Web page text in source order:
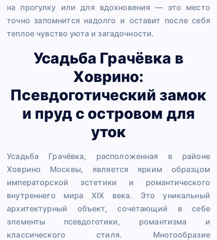
на прогулку или для вдохновения — это место
точно запомнится надолго и оставит после себя
теплое чувство уюта и загадочности.
Усадьба Грачёвка в
Ховрино:
Псевдоготический замок
и пруд с островом для
уток
Усадьба Грачёвка, расположенная в районе
Ховрино Москвы, является ярким образцом
императорской эстетики и романтического
внутреннего мира XIX века. Это уникальный
архитектурный объект, сочетающий в себе
элементы псевдоготики, романтизма и
классического стиля. Многообразие